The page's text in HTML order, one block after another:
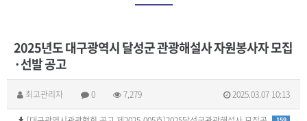
2025년도 대구광역시 달성군 관광해설사 자원봉사자 모집
·선발 공고
최고관리자 0 7,279 2025.03.07 10:13